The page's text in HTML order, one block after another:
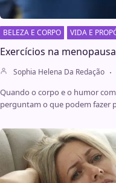
BELEZA E CORPO VIDA E
Exercícios na
Sophia Helena Da Redação
Quando o corpo e o humor
perguntam o que podem fazer